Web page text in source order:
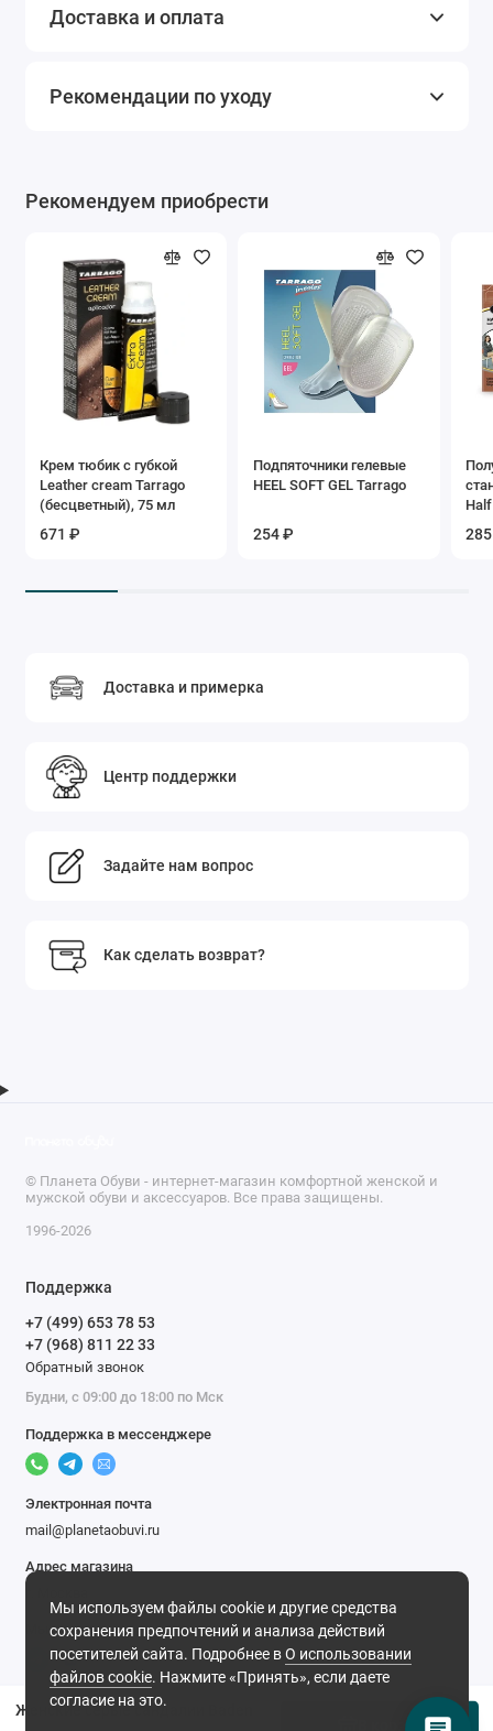
Женские серые сандалии Baden
В корзину
Доставка и оплата
Рекомендации по уходу
Рекомендуем приобрести
Крем тюбик с губкой
Leather cream Tarrago
(бесцветный), 75 мл
671 ₽
Подпяточники гелевые
HEEL SOFT GEL Tarrago
254 ₽
Half
Доставка и примерка
Центр поддержки
Задайте нам вопрос
Как сделать возврат?
Мы используем файлы cookie и другие средства
сохранения предпочтений и анализа действий
посетителей сайта. Подробнее вО использовании
файлов cookie. Нажмите «Принять», если даете
согласие на это.
© Планета Обуви - интернет-магазин комфортной женской и
мужской обуви и аксессуаров. Все права защищены.
1996-2026
Поддержка
+7 (499) 653 78 53
+7 (968) 811 22 33
Обратный звонок
Будни, с 09:00 до 18:00 по Мск
Поддержка в мессенджере
Электронная почта
mail@planetaobuvi.ru
Адрес магазина
Мы в сети